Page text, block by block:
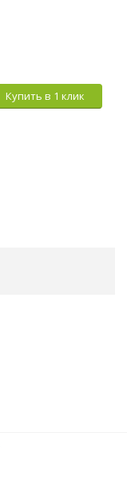
Купить в 1 клик